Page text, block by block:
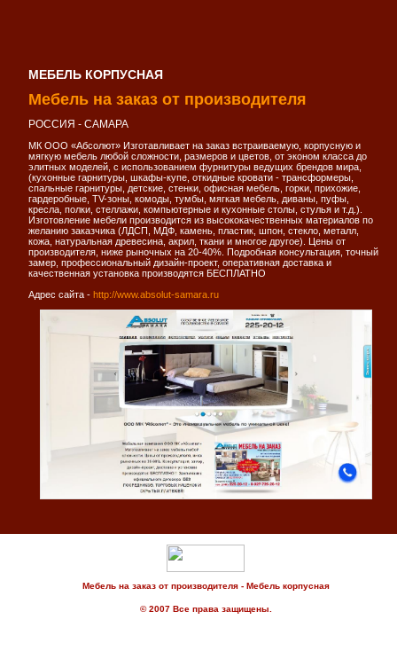
МЕБЕЛЬ КОРПУСНАЯ
Мебель на заказ от производителя
РОССИЯ - САМАРА
МК ООО «Абсолют» Изготавливает на заказ встраиваемую, корпусную и
мягкую мебель любой сложности, размеров и цветов, от эконом класса до
элитных моделей, с использованием фурнитуры ведущих брендов мира,
(кухонные гарнитуры, шкафы-купе, откидные кровати - трансформеры,
спальные гарнитуры, детские, стенки, офисная мебель, горки, прихожие,
гардеробные, TV-зоны, комоды, тумбы, мягкая мебель, диваны, пуфы,
кресла, полки, стеллажи, компьютерные и кухонные столы, стулья и т.д.).
Изготовление мебели производится из высококачественных материалов по
желанию заказчика (ЛДСП, МДФ, камень, пластик, шпон, стекло, металл,
кожа, натуральная древесина, акрил, ткани и многое другое). Цены от
производителя, ниже рыночных на 20-40%. Подробная консультация, точный
замер, профессиональный дизайн-проект, оперативная доставка и
качественная установка производятся БЕСПЛАТНО
Адрес сайта - http://www.absolut-samara.ru
Мебель на заказ от производителя - Мебель корпусная
© 2007 Все права защищены.